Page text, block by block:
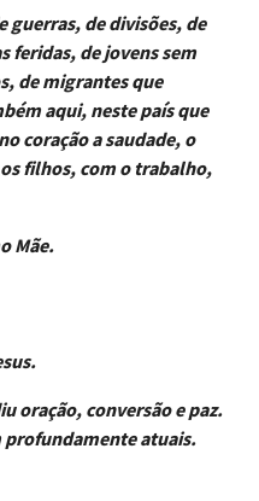
guerras, de divisões, de
feridas, de jovens sem
de migrantes que
aqui, neste país que
coração a saudade, o
filhos, com o trabalho,
Mãe.
oração, conversão e paz.
profundamente atuais.